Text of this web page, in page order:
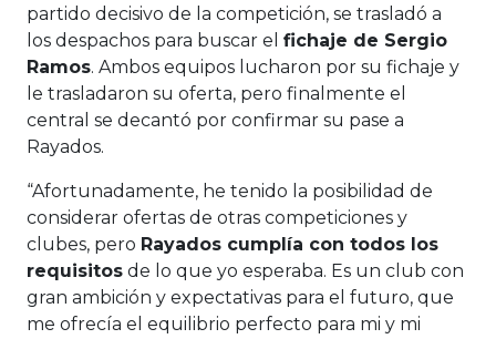
partido decisivo de la competición, se trasladó a
los despachos para buscar el fichaje de Sergio
Ramos. Ambos equipos lucharon por su fichaje y
le trasladaron su oferta, pero finalmente el
central se decantó por confirmar su pase a
Rayados.
“Afortunadamente, he tenido la posibilidad de
considerar ofertas de otras competiciones y
clubes, pero Rayados cumplía con todos los
requisitos de lo que yo esperaba. Es un club con
gran ambición y expectativas para el futuro, que
me ofrecía el equilibrio perfecto para mi y mi